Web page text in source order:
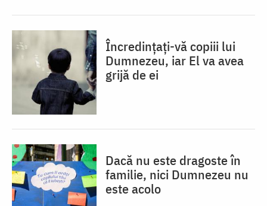
Încredințați-vă copiii lui
Dumnezeu, iar El va avea
grijă de ei
Dacă nu este dragoste în
familie, nici Dumnezeu nu
este acolo